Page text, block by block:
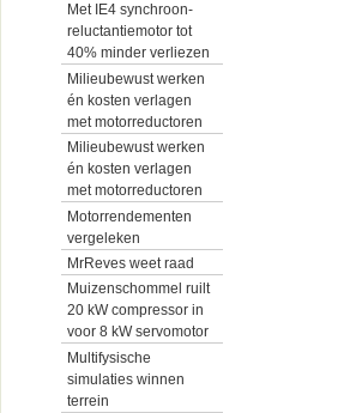
Met IE4 synchroon-
reluctantiemotor tot
40% minder verliezen
Milieubewust werken
én kosten verlagen
met motorreductoren
Milieubewust werken
én kosten verlagen
met motorreductoren
Motorrendementen
vergeleken
MrReves weet raad
Muizenschommel ruilt
20 kW compressor in
voor 8 kW servomotor
Multifysische
simulaties winnen
terrein